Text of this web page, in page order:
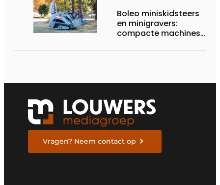
Boleo miniskidsteers
en minigravers:
compacte machines
Vragen? Neem contact op